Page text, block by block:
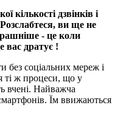
кількості дзвінків і
ви ще не
- це коли
вас дратує !
соціальних мереж і
ті ж процеси, що у
вчені. Найважча
Їм ввижаються